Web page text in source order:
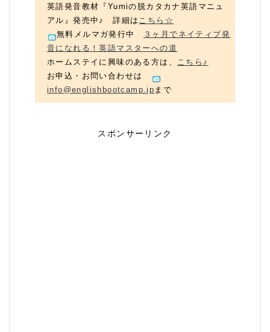
英語発音教材『Yumiの脱カタカナ英語マニュ
アル』発売中♪ 詳細は こちら☆
無料メルマガ発行中
３ヶ月でネイティブ発
音になれる！英語マスターへの道
ホームステイに興味のある方は、 こちら♪
お申込・お問い合わせは
info@englishbootcamp.jp まで
スポンサーリンク